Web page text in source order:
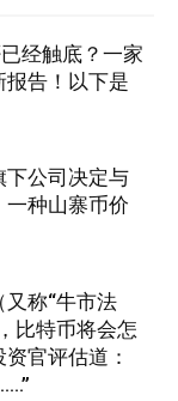
经触底？一家
报告！以下是
下公司决定与
一种山寨币价
称“牛市法
比特币将会怎
官评估道：